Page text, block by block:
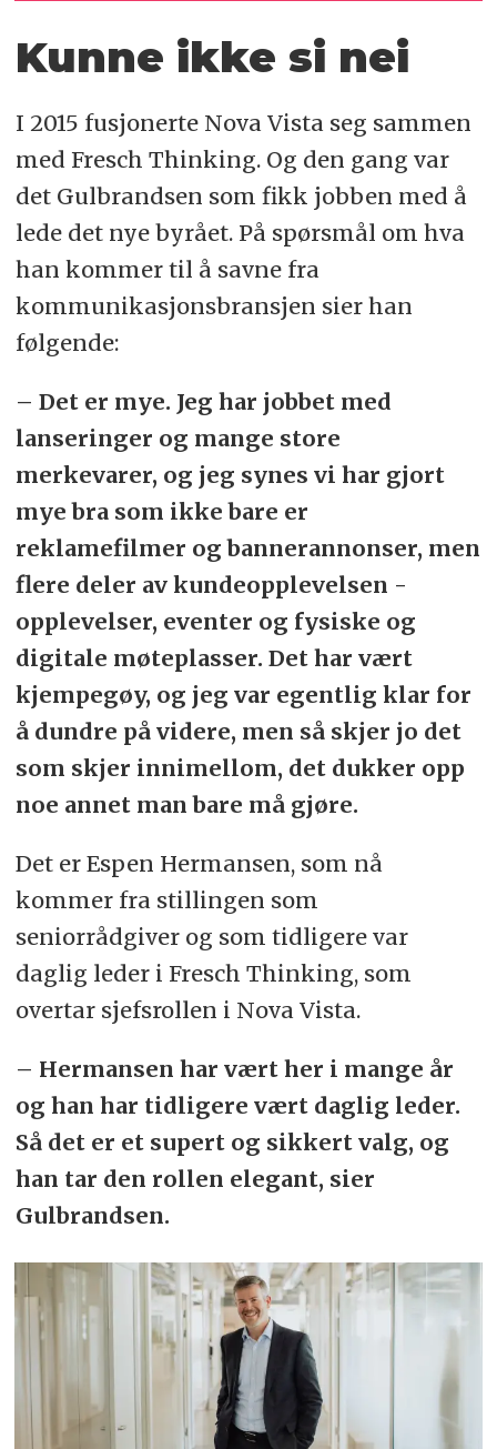
Kunne ikke si nei
I 2015 fusjonerte Nova Vista seg sammen
med Fresch Thinking. Og den gang var
det Gulbrandsen som fikk jobben med å
lede det nye byrået. På spørsmål om hva
han kommer til å savne fra
kommunikasjonsbransjen sier han
følgende:
– Det er mye. Jeg har jobbet med
lanseringer og mange store
merkevarer, og jeg synes vi har gjort
mye bra som ikke bare er
reklamefilmer og bannerannonser, men
flere deler av kundeopplevelsen -
opplevelser, eventer og fysiske og
digitale møteplasser. Det har vært
kjempegøy, og jeg var egentlig klar for
å dundre på videre, men så skjer jo det
som skjer innimellom, det dukker opp
noe annet man bare må gjøre.
Det er Espen Hermansen, som nå
kommer fra stillingen som
seniorrådgiver og som tidligere var
daglig leder i Fresch Thinking, som
overtar sjefsrollen i Nova Vista.
– Hermansen har vært her i mange år
og han har tidligere vært daglig leder.
Så det er et supert og sikkert valg, og
han tar den rollen elegant, sier
Gulbrandsen.